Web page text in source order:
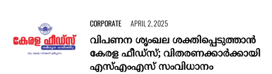
CORPORATE APRIL 2, 2025
വിപണന ശൃംഖല ശക്തിപ്പെടുത്താൻ
കേരള ഫീഡ്‌സ്; വിതരണക്കാർക്കായി
എസ്എംഎസ് സംവിധാനം